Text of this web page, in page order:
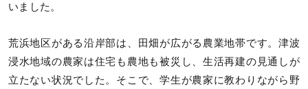
いました。
荒浜地区がある沿岸部は、田畑が広がる農業地帯です。津波
浸水地域の農家は住宅も農地も被災し、生活再建の見通しが
立たない状況でした。そこで、学生が農家に教わりながら野